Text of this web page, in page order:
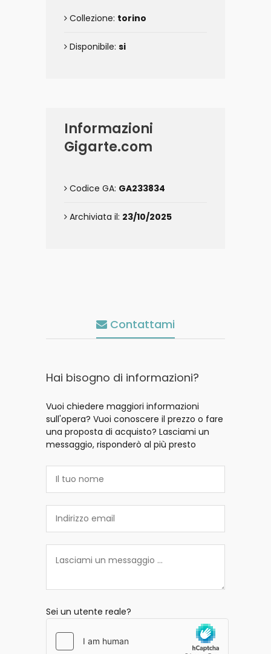
Collezione: torino
Disponibile: si
Informazioni
Gigarte.com
Codice GA: GA233834
Archiviata il: 23/10/2025
Contattami
Hai bisogno di informazioni?
Vuoi chiedere maggiori informazioni
sull'opera? Vuoi conoscere il prezzo o fare
una proposta di acquisto? Lasciami un
messaggio, risponderò al più presto
Sei un utente reale?